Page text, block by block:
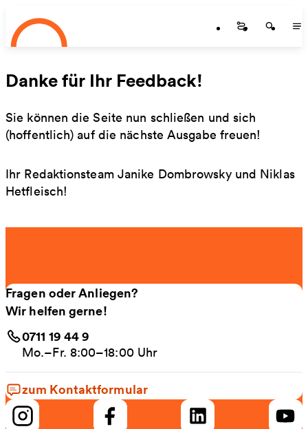
Zum Hauptinhalt springen
Startseite
Danke für Ihr Feedback!
Sie können die Seite nun schließen und sich
(hoffentlich) auf die nächste Ausgabe freuen!
Ihr Redaktionsteam Janike Dombrowsky und Niklas
Hetfleisch!
Fragen oder Anliegen?
Wir helfen gerne!
0711 19 44 9
Mo.–Fr. 8:00–18:00 Uhr
zum Kontaktformular